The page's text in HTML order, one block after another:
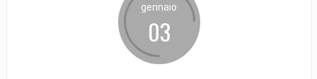
gennaio
03